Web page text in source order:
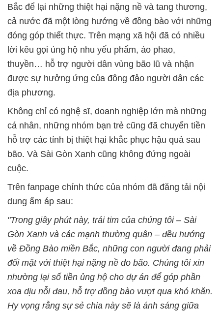
Bắc để lại những thiệt hại nặng nề và tang thương,
cả nước đã một lòng hướng về đồng bào với những
đóng góp thiết thực. Trên mạng xã hội đã có nhiều
lời kêu gọi ủng hộ nhu yếu phẩm, áo phao,
thuyền… hỗ trợ người dân vùng bão lũ và nhận
được sự hưởng ứng của đông đảo người dân các
địa phương.
Không chỉ có nghệ sĩ, doanh nghiệp lớn mà những
cá nhân, những nhóm bạn trẻ cũng đã chuyển tiền
hỗ trợ các tỉnh bị thiệt hại khắc phục hậu quả sau
bão. Và Sài Gòn Xanh cũng không đứng ngoài
cuộc.
Trên fanpage chính thức của nhóm đã đăng tải nội
dung ấm áp sau:
"Trong giây phút này, trái tim của chúng tôi – Sài
Gòn Xanh và các mạnh thường quân – đều hướng
về Đồng Bào miền Bắc, những con người đang phải
đối mặt với thiệt hại nặng nề do bão. Chúng tôi xin
nhường lại số tiền ủng hộ cho dự án để góp phần
xoa dịu nỗi đau, hỗ trợ đồng bào vượt qua khó khăn.
Hy vọng rằng sự sẻ chia này sẽ là ánh sáng giữa